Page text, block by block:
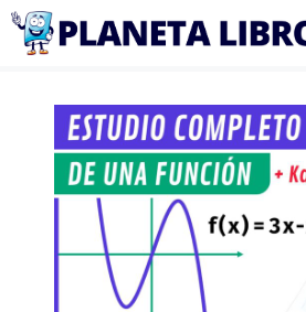
Saltar